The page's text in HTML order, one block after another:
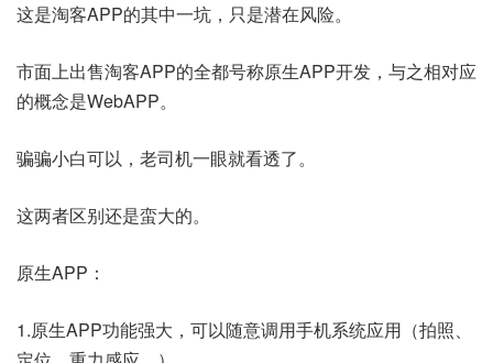
这是淘客APP的其中一坑，只是潜在风险。
市面上出售淘客APP的全都号称原生APP开发，与之相对应
的概念是WebAPP。
骗骗小白可以，老司机一眼就看透了。
这两者区别还是蛮大的。
原生APP：
1.原生APP功能强大，可以随意调用手机系统应用（拍照、